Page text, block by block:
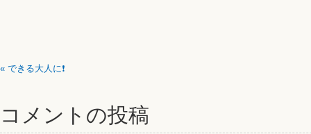
« できる大人に❗
コメントの投稿